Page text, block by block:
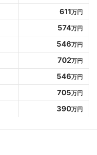
611万円
574万円
546万円
702万円
546万円
705万円
390万円